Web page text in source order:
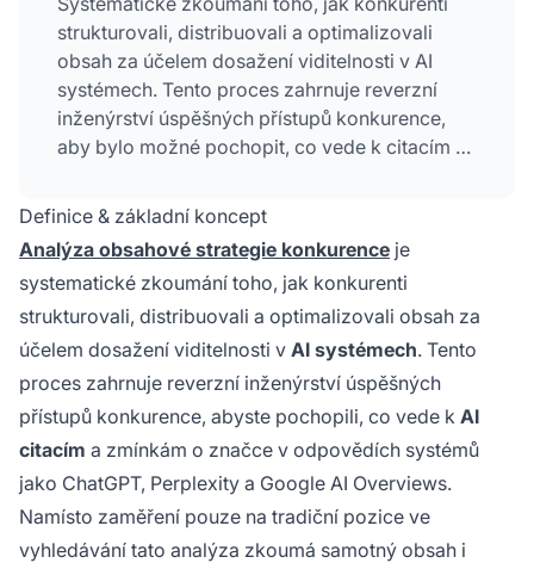
strukturovali, distribuovali a optimalizovali
obsah za účelem dosažení viditelnosti v AI
systémech. Tento proces zahrnuje reverzní
inženýrství úspěšných přístupů konkurence,
aby bylo možné pochopit, co vede k citacím AI
jako ChatGPT, Perplexity a Google AI
Definice & základní koncept
Analýza obsahové strategie konkurence je
systematické zkoumání toho, jak konkurenti
strukturovali, distribuovali a optimalizovali obsah za
účelem dosažení viditelnosti v AI systémech. Tento
proces zahrnuje reverzní inženýrství úspěšných
přístupů konkurence, abyste pochopili, co vede k AI
citacím a zmínkám o značce v odpovědích systémů
jako ChatGPT, Perplexity a Google AI Overviews.
Namísto zaměření pouze na tradiční pozice ve
vyhledávání tato analýza zkoumá samotný obsah i